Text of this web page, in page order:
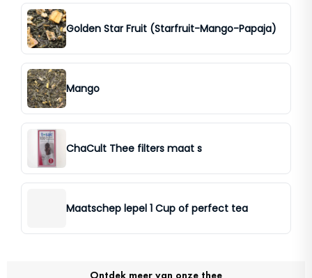
Golden Star Fruit (Starfruit-Mango-Papaja)
Mango
ChaCult Thee filters maat s
Maatschep lepel 1 Cup of perfect tea
Ontdek meer van onze thee